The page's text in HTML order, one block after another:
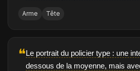
Arme Tête
❝Le portrait du policier type : une
dessous de la moyenne, mais